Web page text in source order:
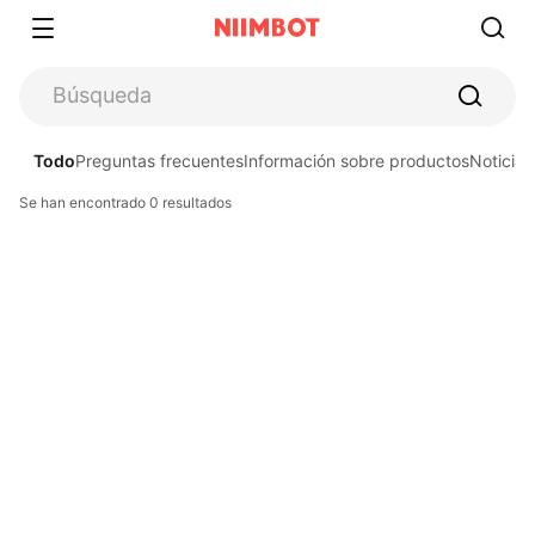
TodoPreguntas frecuentes​Información sobre productos​
Se han encontrado 0 resultados